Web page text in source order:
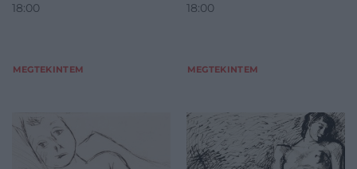
18:00
MEGTEKINTEM
18:00
MEGTEKINTEM